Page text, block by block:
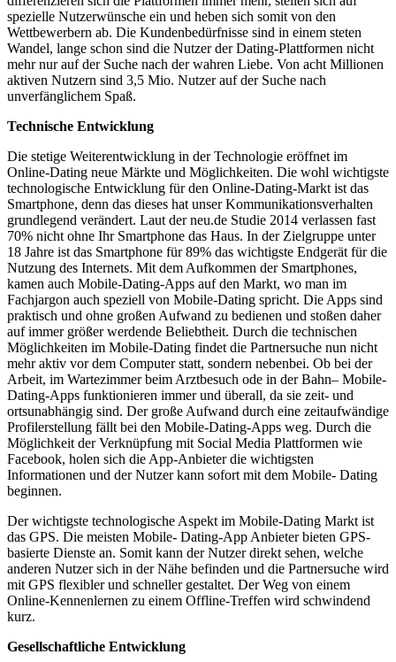
spezielle Nutzerwünsche ein und heben sich somit von den
Wettbewerbern ab. Die Kundenbedürfnisse sind in einem steten
Wandel, lange schon sind die Nutzer der Dating-Plattformen nicht
mehr nur auf der Suche nach der wahren Liebe. Von acht Millionen
aktiven Nutzern sind 3,5 Mio. Nutzer auf der Suche nach
unverfänglichem Spaß.
Technische Entwicklung
Die stetige Weiterentwicklung in der Technologie eröffnet im
Online-Dating neue Märkte und Möglichkeiten. Die wohl wichtigste
technologische Entwicklung für den Online-Dating-Markt ist das
Smartphone, denn das dieses hat unser Kommunikationsverhalten
grundlegend verändert. Laut der neu.de Studie 2014 verlassen fast
70% nicht ohne Ihr Smartphone das Haus. In der Zielgruppe unter
18 Jahre ist das Smartphone für 89% das wichtigste Endgerät für die
Nutzung des Internets. Mit dem Aufkommen der Smartphones,
kamen auch Mobile-Dating-Apps auf den Markt, wo man im
Fachjargon auch speziell von Mobile-Dating spricht. Die Apps sind
praktisch und ohne großen Aufwand zu bedienen und stoßen daher
auf immer größer werdende Beliebtheit. Durch die technischen
Möglichkeiten im Mobile-Dating findet die Partnersuche nun nicht
mehr aktiv vor dem Computer statt, sondern nebenbei. Ob bei der
Arbeit, im Wartezimmer beim Arztbesuch ode in der Bahn– Mobile-
Dating-Apps funktionieren immer und überall, da sie zeit- und
ortsunabhängig sind. Der große Aufwand durch eine zeitaufwändige
Profilerstellung fällt bei den Mobile-Dating-Apps weg. Durch die
Möglichkeit der Verknüpfung mit Social Media Plattformen wie
Facebook, holen sich die App-Anbieter die wichtigsten
Informationen und der Nutzer kann sofort mit dem Mobile- Dating
beginnen.
Der wichtigste technologische Aspekt im Mobile-Dating Markt ist
das GPS. Die meisten Mobile- Dating-App Anbieter bieten GPS-
basierte Dienste an. Somit kann der Nutzer direkt sehen, welche
anderen Nutzer sich in der Nähe befinden und die Partnersuche wird
mit GPS flexibler und schneller gestaltet. Der Weg von einem
Online-Kennenlernen zu einem Offline-Treffen wird schwindend
kurz.
Gesellschaftliche Entwicklung